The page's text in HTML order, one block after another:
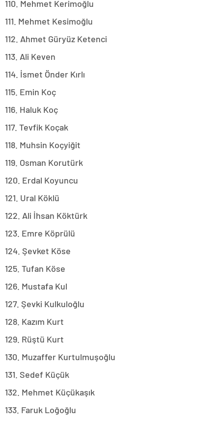
110. Mehmet Kerimoğlu
111. Mehmet Kesimoğlu
112. Ahmet Güryüz Ketenci
113. Ali Keven
114. İsmet Önder Kırlı
115. Emin Koç
116. Haluk Koç
117. Tevfik Koçak
118. Muhsin Koçyiğit
119. Osman Korutürk
120. Erdal Koyuncu
121. Ural Köklü
122. Ali İhsan Köktürk
123. Emre Köprülü
124. Şevket Köse
125. Tufan Köse
126. Mustafa Kul
127. Şevki Kulkuloğlu
128. Kazım Kurt
129. Rüştü Kurt
130. Muzaffer Kurtulmuşoğlu
131. Sedef Küçük
132. Mehmet Küçükaşık
133. Faruk Loğoğlu